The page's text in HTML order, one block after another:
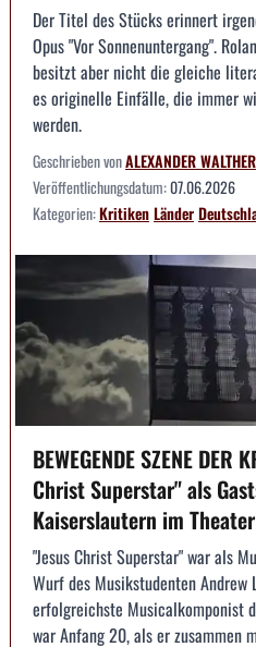
Der Titel des Stücks erinnert
Opus "Vor Sonnenuntergang".
besitzt aber nicht die gleiche
es originelle Einfälle, die immer
werden.
Geschrieben vonALEXANDER WALTHER
Veröffentlichungsdatum:07.06.2026
Kategorien:KritikenLänder
BEWEGENDE SZENE DER
Christ Superstar" als
Kaiserslautern im Theater
"Jesus Christ Superstar" war als
Wurf des Musikstudenten Andrew
erfolgreichste Musicalkomponist
war Anfang 20, als er zusammen